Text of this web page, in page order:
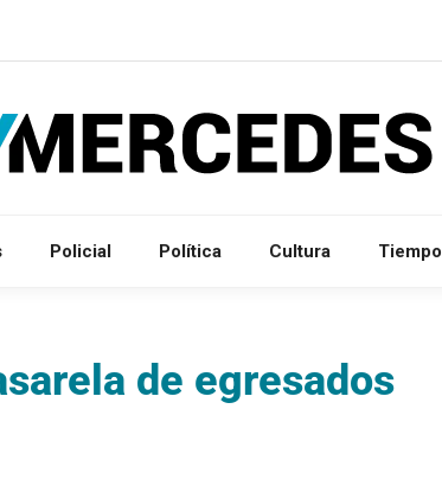
Policial Política Cultura Tiempo
de egresados